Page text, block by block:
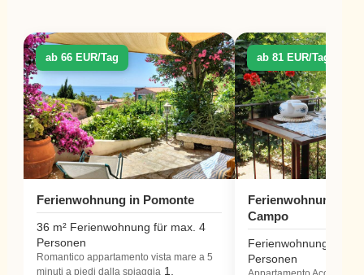
ab 66 EUR/Tag
Ferienwohnung in Pomonte
36 m² Ferienwohnung für max. 4
Personen
Romantico appartamento vista mare a 5
minuti a piedi dalla spiaggia 1,
ab 81 EUR/Tag
Ferienwohnung in
Campo
Ferienwohnung für
Personen